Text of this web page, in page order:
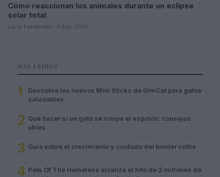
Cómo reaccionan los animales durante un eclipse
solar total
Lucía Fernández · 3 Ago 2026
MÁS LEÍDOS
1
Descubre los nuevos Mini Sticks de GimCat para gatos
saludables
2 Qué hacer si un gato se rompe el espolón: consejos
útiles
3 Guía sobre el crecimiento y cuidado del border collie
4 Pets Of The Homeless alcanza el hito de 2 millones de